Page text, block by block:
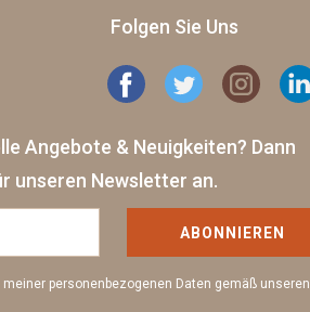
Folgen Sie Uns
Angebote & Neuigkeiten? Dann
unseren Newsletter an.
ABONNIEREN
personenbezogenen Daten gemäß unseren